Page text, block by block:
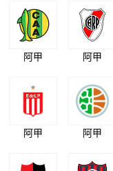
阿甲 阿甲
阿甲 阿甲